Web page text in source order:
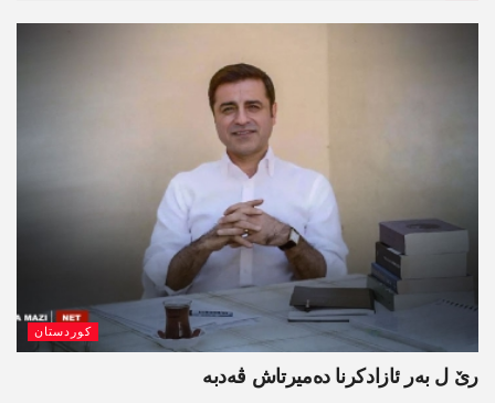
کوردستان
رێ ل بەر ئازادکرنا دەمیرتاش ڤەدبە